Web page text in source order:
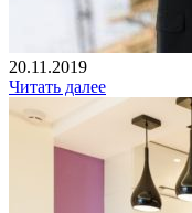
20.11.2019
Читать далее